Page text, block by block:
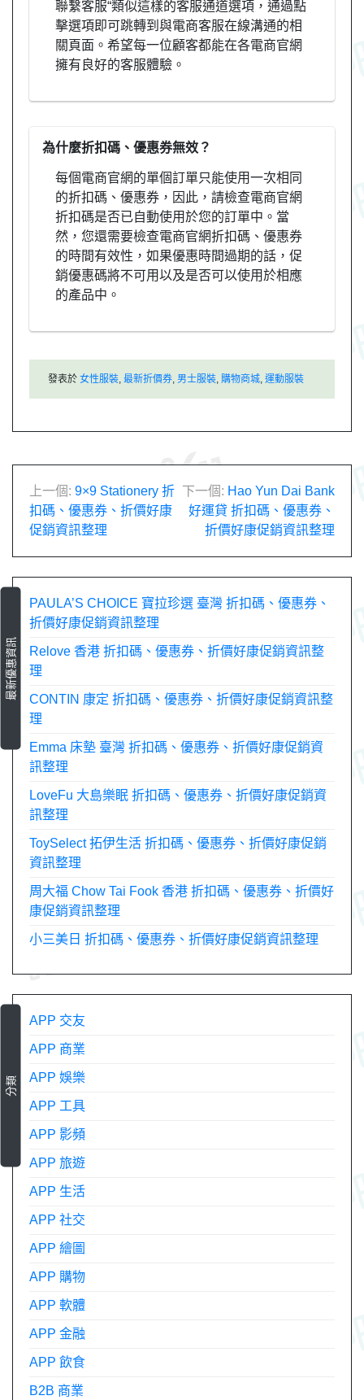
聯繫客服“類似這樣的客服通道選項，通過點
擊選項即可跳轉到與電商客服在線溝通的相
關頁面。希望每一位顧客都能在各電商官網
擁有良好的客服體驗。
為什麼折扣碼、優惠券無效？
每個電商官網的單個訂單只能使用一次相同
的折扣碼、優惠券，因此，請檢查電商官網
折扣碼是否已自動使用於您的訂單中。當
然，您還需要檢查電商官網折扣碼、優惠券
的時間有效性，如果優惠時間過期的話，促
銷優惠碼將不可用以及是否可以使用於相應
的產品中。
發表於 女性服裝 最新折價券 男士服裝 購物商城 運動服裝
文
章
導
上一個: 9×9 Stationery 折
扣碼、優惠券、折價好康
促銷資訊整理
下一個: Hao Yun Dai Bank
好運貸 折扣碼、優惠券、
折價好康促銷資訊整理
最新優惠資訊
PAULA’S CHOICE 寶拉珍選 臺灣 折扣碼、優惠券、
折價好康促銷資訊整理
Relove 香港 折扣碼、優惠券、折價好康促銷資訊整
理
CONTIN 康定 折扣碼、優惠券、折價好康促銷資訊整
理
Emma 床墊 臺灣 折扣碼、優惠券、折價好康促銷資
訊整理
LoveFu 大島樂眠 折扣碼、優惠券、折價好康促銷資
訊整理
ToySelect 拓伊生活 折扣碼、優惠券、折價好康促銷
資訊整理
周大福 Chow Tai Fook 香港 折扣碼、優惠券、折價好
康促銷資訊整理
小三美日 折扣碼、優惠券、折價好康促銷資訊整理
分類
APP 交友
APP 商業
APP 娛樂
APP 工具
APP 影頻
APP 旅遊
APP 生活
APP 社交
APP 繪圖
APP 購物
APP 軟體
APP 金融
APP 飲食
B2B 商業